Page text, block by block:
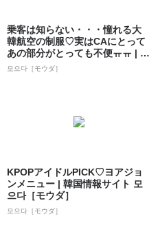
乗客は知らない・・・憧れる大
韓航空の制服♡実はCAにとって
あの部分がとっても不便ㅠㅠ | 韓
国情報...
모으다［モウダ］
KPOPアイドルPICK♡ヨアジョ
ンメニュー | 韓国情報サイト 모
으다［モウダ］
모으다［モウダ］